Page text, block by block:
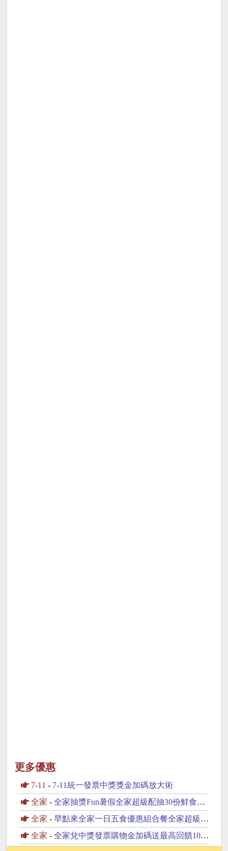
更多優惠
7-11 - 7-11統一發票中獎獎金加碼放大術
全家 - 全家抽獎Fun暑假全家超級配抽30份鮮食咖啡飲品
全家 - 早點來全家一日五食優惠組合餐全家超級配抽30份鮮食
全家 - 全家兌中獎發票購物金加碼送最高回饋100元購物金